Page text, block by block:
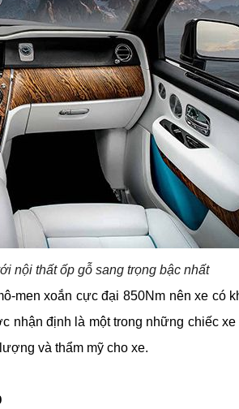
nội thất ốp gỗ sang trọng bậc nhất
xoắn cực đại 850Nm nên xe có
định là một trong những chiếc
và thẩm mỹ cho xe.